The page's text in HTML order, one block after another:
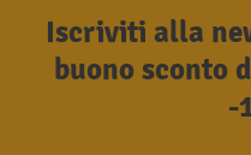
Iscriviti alla
buono sconto
-